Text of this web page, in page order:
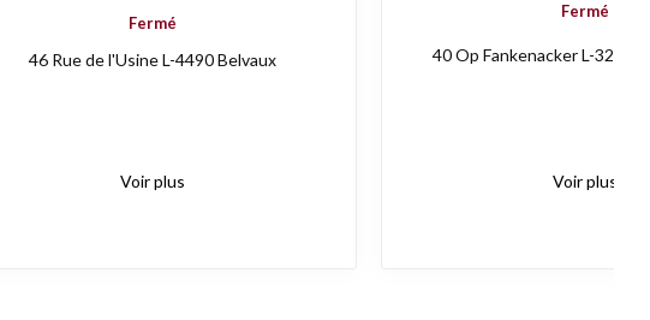
Fermé
46 Rue de l'Usine L-4490 Belvaux
Voir plus
Fermé
40 Op Fankenacker L-3265
Voir plus